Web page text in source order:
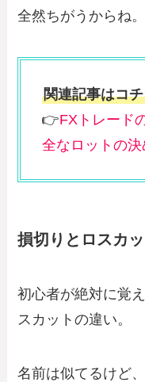
全然ちがうからね。
関連記事はコ
👉FXトレード
全なロットの
損切りとロスカ
初心者が絶対に覚
スカットの違い。
名前は似てるけど